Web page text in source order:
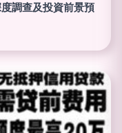
調查及投資前景預